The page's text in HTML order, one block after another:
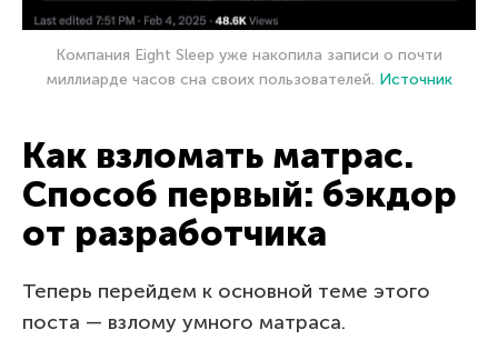
Компания Eight Sleep уже накопила записи о почти
миллиарде часов сна своих пользователей. Источник
Как взломать матрас.
Способ первый: бэкдор
от разработчика
Теперь перейдем к основной теме этого
поста — взлому умного матраса.